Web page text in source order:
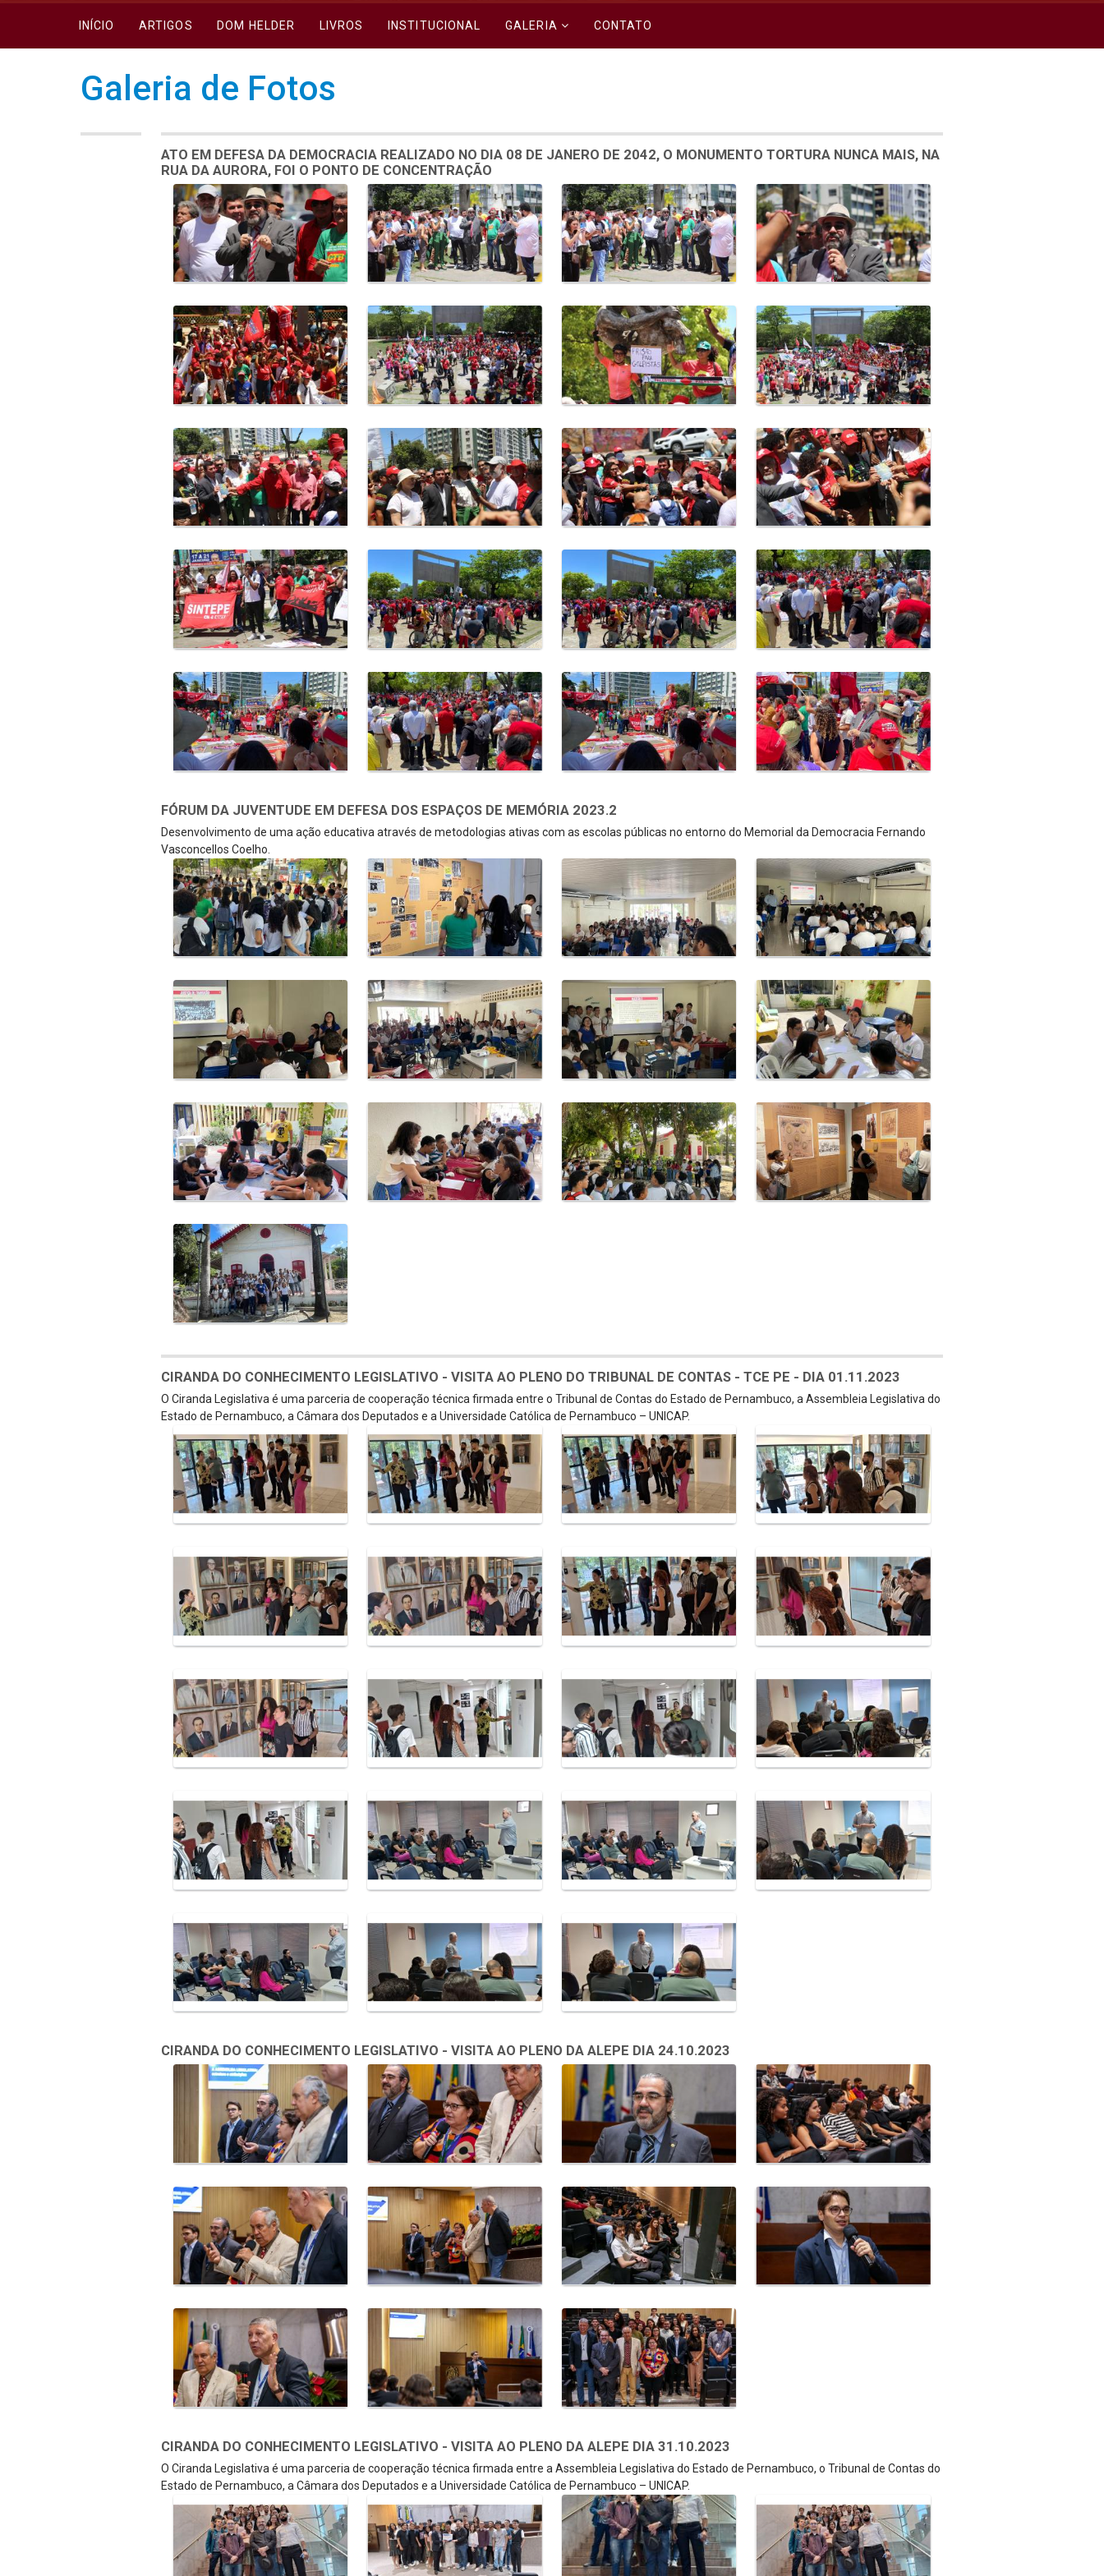
INÍCIO ARTIGOS DOM HELDER LIVROS INSTITUCIONAL GALERIA CONTATO
Galeria de Fotos
ATO EM DEFESA DA DEMOCRACIA REALIZADO NO DIA 08 DE JANERO DE 2042, O MONUMENTO TORTURA NUNCA MAIS, NA
RUA DA AURORA, FOI O PONTO DE CONCENTRAÇÃO
Galeria de Mídias
FÓRUM DA JUVENTUDE EM DEFESA DOS ESPAÇOS DE MEMÓRIA 2023.2
Desenvolvimento de uma ação educativa através de metodologias ativas com as escolas públicas no entorno do Memorial da Democracia Fernando
Vasconcellos Coelho.
Galeria de Mídias
CIRANDA DO CONHECIMENTO LEGISLATIVO - VISITA AO PLENO DO TRIBUNAL DE CONTAS - TCE PE - DIA 01.11.2023
O Ciranda Legislativa é uma parceria de cooperação técnica firmada entre o Tribunal de Contas do Estado de Pernambuco, a Assembleia Legislativa do
Estado de Pernambuco, a Câmara dos Deputados e a Universidade Católica de Pernambuco – UNICAP.
Galeria de Mídias
CIRANDA DO CONHECIMENTO LEGISLATIVO - VISITA AO PLENO DA ALEPE DIA 24.10.2023
Galeria de Mídias
CIRANDA DO CONHECIMENTO LEGISLATIVO - VISITA AO PLENO DA ALEPE DIA 31.10.2023
O Ciranda Legislativa é uma parceria de cooperação técnica firmada entre a Assembleia Legislativa do Estado de Pernambuco, o Tribunal de Contas do
Estado de Pernambuco, a Câmara dos Deputados e a Universidade Católica de Pernambuco – UNICAP.
Galeria de Mídias